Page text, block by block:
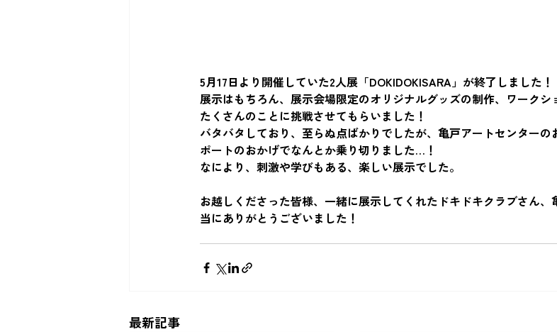
5月17日より開催していた2人展「DOKIDOKISARA」が終了しました！
展示はもちろん、展示会場限定のオリジナルグッズの制作、ワーク
たくさんのことに挑戦させてもらいました！
バタバタしており、至らぬ点ばかりでしたが、亀戸アートセンター
ポートのおかげでなんとか乗り切りました…！
なにより、刺激や学びもある、楽しい展示でした。
お越しくださった皆様、一緒に展示してくれたドキドキクラブさん
当にありがとうございました！
最新記事